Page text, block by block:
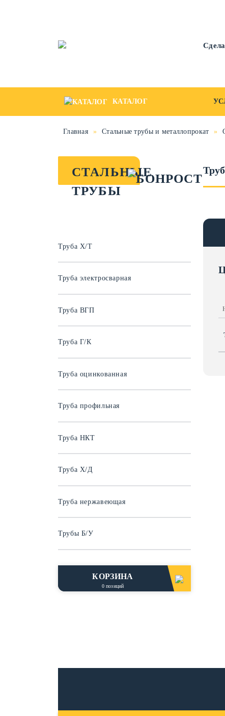
КАТАЛОГ
Главная » Стальные трубы и металлопрокат »
СТАЛЬНЫЕ
ТРУБЫ
Труба Х/Т
Труба электросварная
Труба ВГП
Труба Г/К
Труба оцинкованная
Труба профильная
Труба НКТ
Труба Х/Д
Труба нержавеющая
Трубы Б/У
КОРЗИНА
0позиций